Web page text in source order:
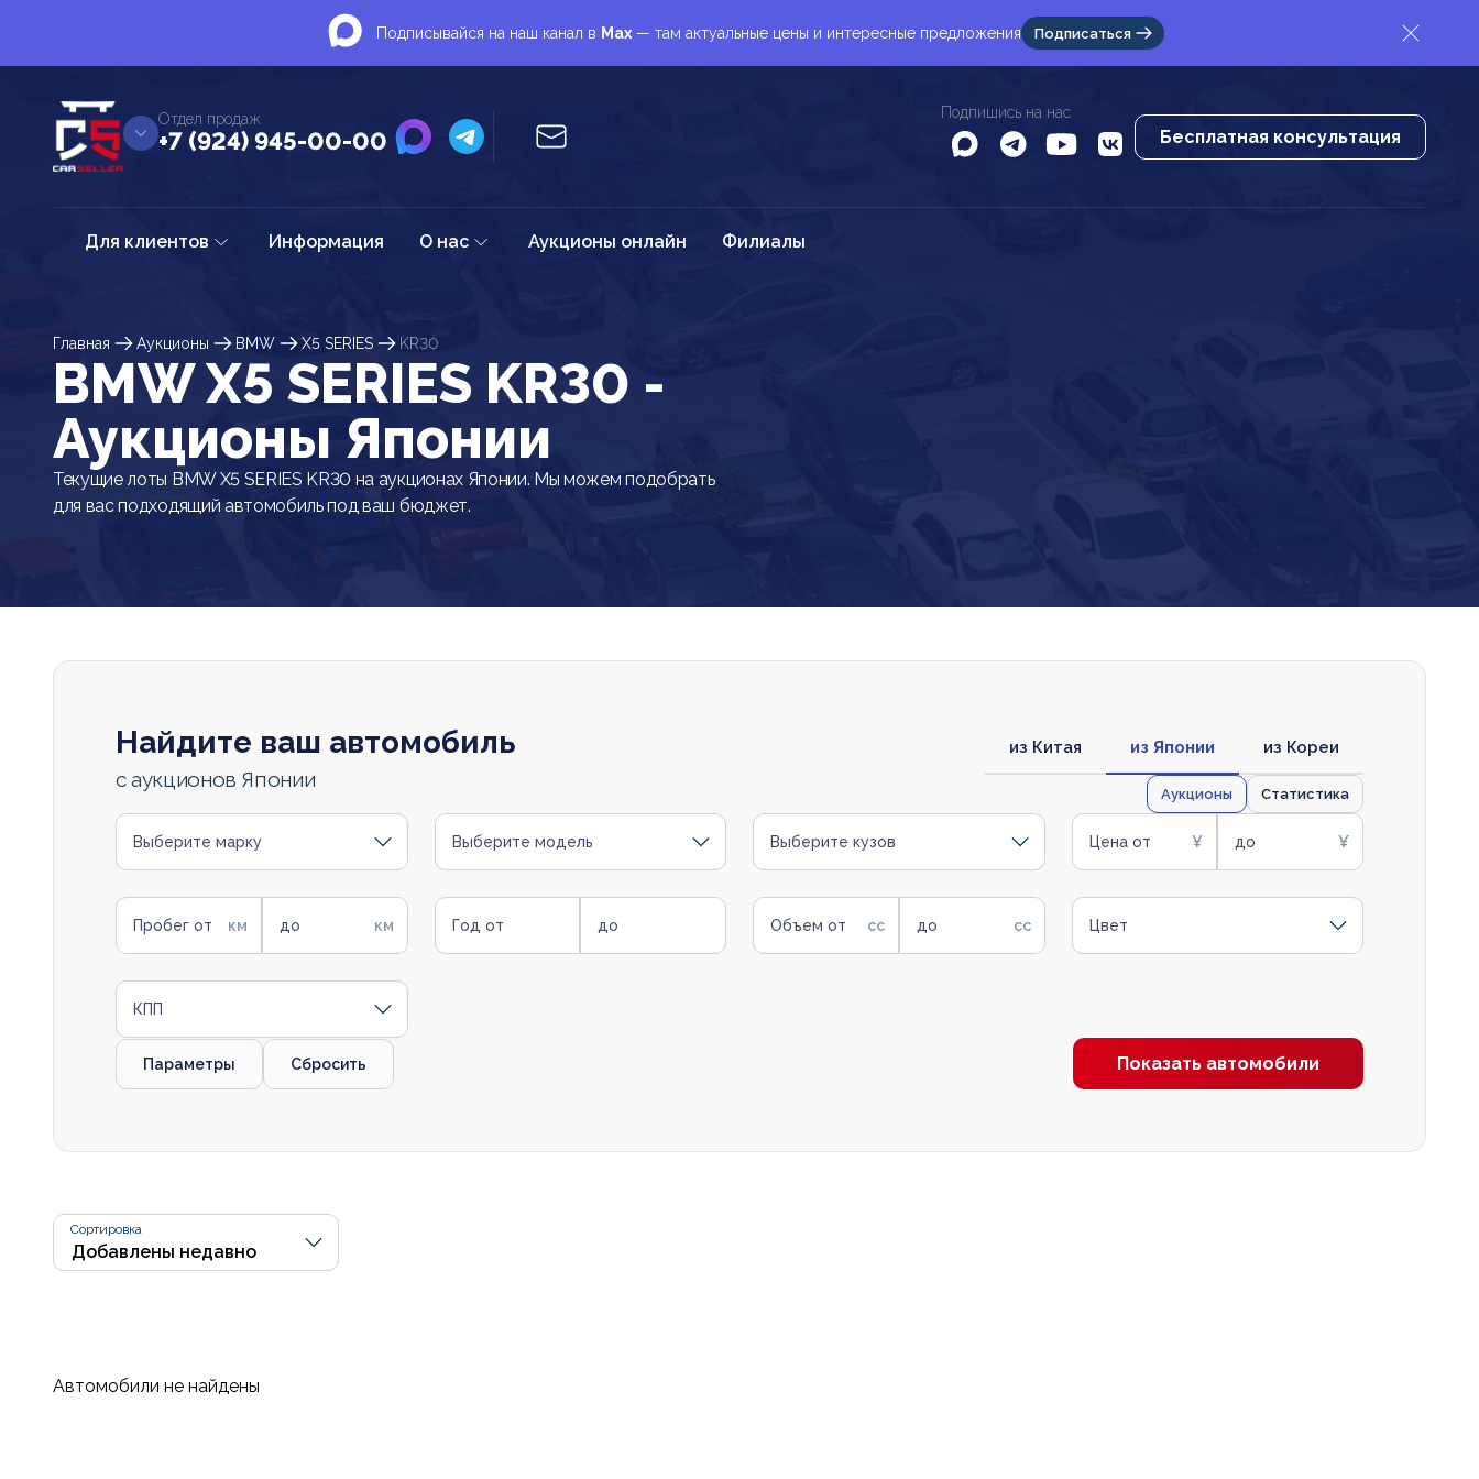
Подписывайся на наш канал в Max — там актуальные цены и интересные предложения Подписаться
Отдел продаж
+7 (924) 945-00-00
Подпишись на нас
Бесплатная консультация
Для клиентов Информация О нас Аукционы онлайн Филиалы
Главная Аукционы BMW X5 SERIES KR30
BMW X5 SERIES KR30 -
Аукционы Японии
Текущие лоты BMW X5 SERIES KR30 на аукционах Японии. Мы можем подобрать
для вас подходящий автомобиль под ваш бюджет.
Найдите ваш автомобиль
с аукционов Японии
из Китая из Японии из Кореи
Аукционы Статистика
Выберите марку Выберите модель Выберите кузов Цена от до
Пробег от до Год от до Объем от до Цвет
КПП
Параметры Сбросить Показать автомобили
Сортировка
Автомобили не найдены